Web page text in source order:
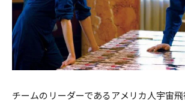
――チームのリーダーであるアメリカ人宇宙